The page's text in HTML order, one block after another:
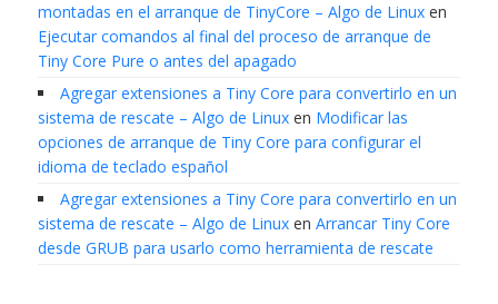
montadas en el arranque de TinyCore – Algo de Linuxen
Ejecutar comandos al final del proceso de arranque de
Tiny Core Pure o antes del apagado
Agregar extensiones a Tiny Core para convertirlo en un
sistema de rescate – Algo de Linuxen Modificar las
opciones de arranque de Tiny Core para configurar el
idioma de teclado español
Agregar extensiones a Tiny Core para convertirlo en un
sistema de rescate – Algo de Linuxen Arrancar Tiny Core
desde GRUB para usarlo como herramienta de rescate